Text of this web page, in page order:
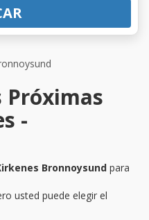
Próximas
-
Bronnoysund para
usted puede elegir el